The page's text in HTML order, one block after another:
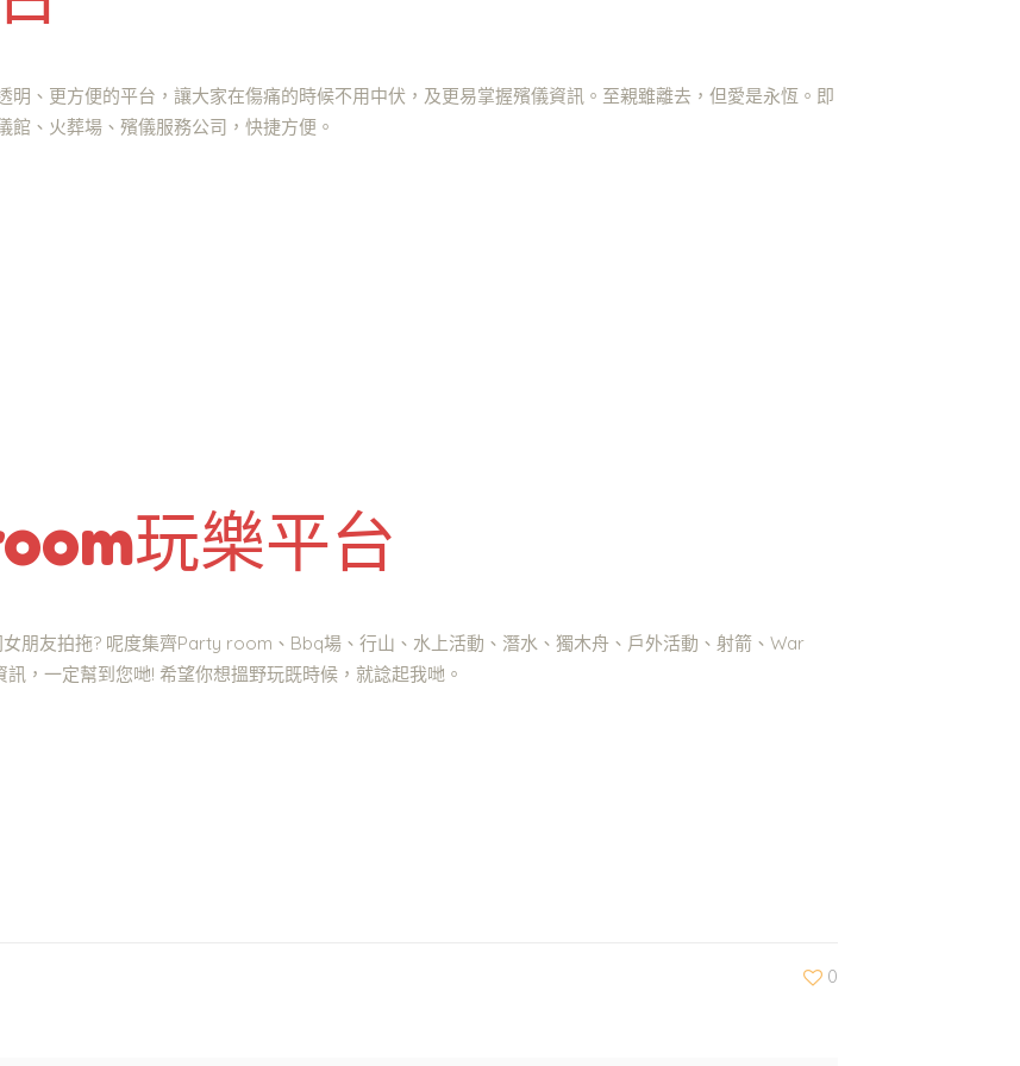
、更方便的平台，讓大家在傷痛的時候不用中伏，及更易掌握殯儀資訊。至親雖離去，但愛是永恆。即
、火葬場、殯儀服務公司，快捷方便。
玩樂平台
朋友拍拖? 呢度集齊Party room、Bbq場、行山、水上活動、潛水、獨木舟、戶外活動、射箭、War
，一定幫到您哋! 希望你想搵野玩既時候，就諗起我哋。
0